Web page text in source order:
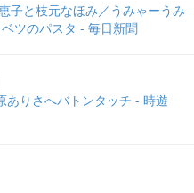
子と枝元なほみ／うみゃーうみ
ツのパスタ - 毎日新聞
ありさへバトンタッチ - 時遊